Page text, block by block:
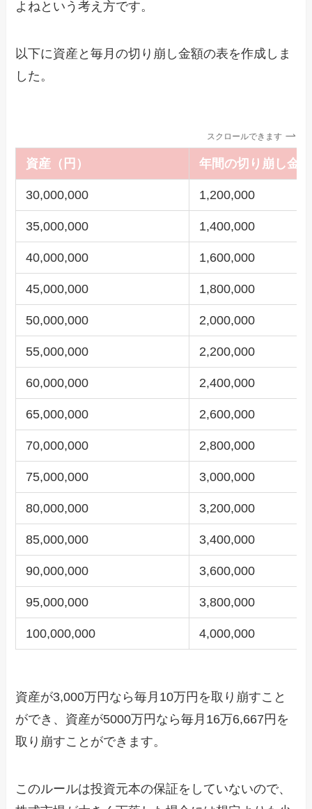
よねという考え方です。
以下に資産と毎月の切り崩し金額の表を作成しま
した。
スクロールできます
資産（円） 年間の切り崩し金
30,000,000 1,200,000
35,000,000 1,400,000
40,000,000 1,600,000
45,000,000 1,800,000
50,000,000 2,000,000
55,000,000 2,200,000
60,000,000 2,400,000
65,000,000 2,600,000
70,000,000 2,800,000
75,000,000 3,000,000
80,000,000 3,200,000
85,000,000 3,400,000
90,000,000 3,600,000
95,000,000 3,800,000
100,000,000 4,000,000
資産が3,000万円なら毎月10万円を取り崩すこと
ができ、資産が5000万円なら毎月16万6,667円を
取り崩すことができます。
このルールは投資元本の保証をしていないので、